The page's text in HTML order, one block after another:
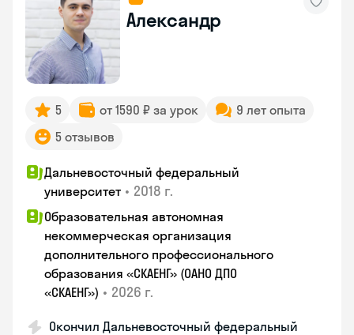
Александр
5 от 1590 ₽ за урок
9 лет опыта
5 отзывов
Дальневосточный федеральный
университет • 2018 г.
Образовательная автономная
некоммерческая организация
дополнительного профессионального
образования «СКАЕНГ» (ОАНО ДПО
«СКАЕНГ») • 2026 г.
Окончил Дальневосточный федеральный